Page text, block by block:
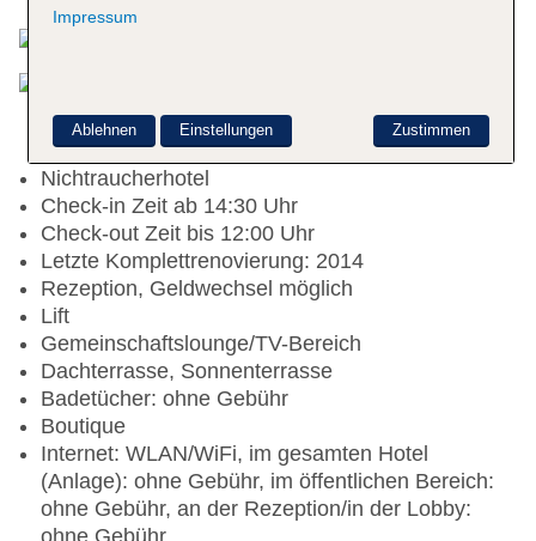
Nichtraucherhotel
Check-in Zeit ab 14:30 Uhr
Check-out Zeit bis 12:00 Uhr
Letzte Komplettrenovierung: 2014
Rezeption, Geldwechsel möglich
Lift
Gemeinschaftslounge/TV-Bereich
Dachterrasse, Sonnenterrasse
Badetücher: ohne Gebühr
Boutique
Internet: WLAN/WiFi, im gesamten Hotel
(Anlage): ohne Gebühr, im öffentlichen Bereich:
ohne Gebühr, an der Rezeption/in der Lobby:
Impressum
Zustimmen
Ablehnen Einstellungen